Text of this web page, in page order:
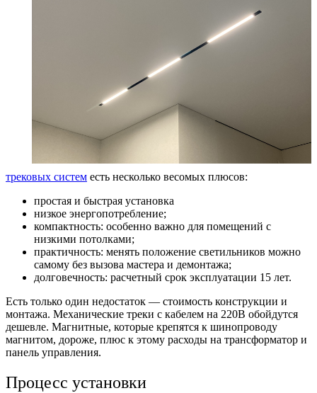
трековых систем есть несколько весомых плюсов:
простая и быстрая установка
низкое энергопотребление;
компактность: особенно важно для помещений с
низкими потолками;
практичность: менять положение светильников можно
самому без вызова мастера и демонтажа;
долговечность: расчетный срок эксплуатации 15 лет.
Есть только один недостаток — стоимость конструкции и
монтажа. Механические треки с кабелем на 220В обойдутся
дешевле. Магнитные, которые крепятся к шинопроводу
магнитом, дороже, плюс к этому расходы на трансформатор и
панель управления.
Процесс установки